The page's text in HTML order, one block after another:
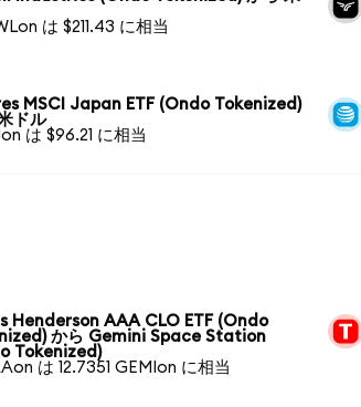
は $211.43 に相当
MSCI Japan ETF (Ondo Tokenized)
ドル
は $96.21 に相当
Henderson AAA CLO ETF (Ondo
から Gemini Space Station
Tokenized)
は 12.7351 GEMIon に相当